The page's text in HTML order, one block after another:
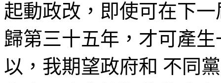
起動政改，即使可在下
歸第三十五年，才可產
以，我期望政府和 不同